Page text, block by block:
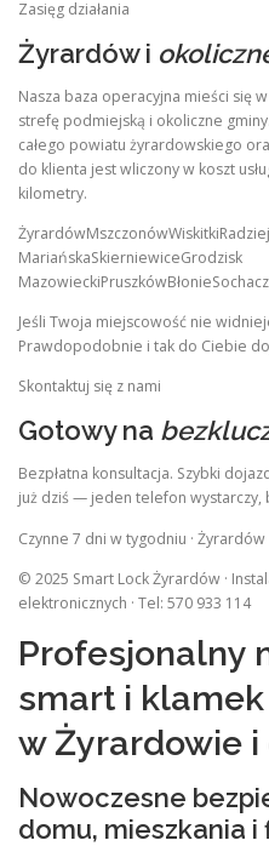
Zasięg działania
Żyrardów i
Nasza baza operacyjna mieści się
strefę podmiejską i okoliczne
całego powiatu żyrardowskiego
do klienta jest wliczony w koszt
kilometry.
MariańskaSkierniewiceGrodzisk
Jeśli Twoja miejscowość nie
Prawdopodobnie i tak do Ciebie
Skontaktuj się z nami
Gotowy na
Bezpłatna konsultacja. Szybki
już dziś — jeden telefon wystarczy,
Czynne 7 dni w tygodniu ·
© 2025 Smart Lock Żyrardów ·
elektronicznych · Tel: 570 933 114
Profesjonalny
smart i
w Żyrardowie
Nowoczesne
domu, mieszkania i